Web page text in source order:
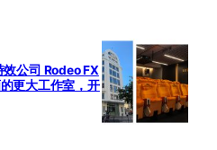
效公司 Rodeo FX
更大工作室，开